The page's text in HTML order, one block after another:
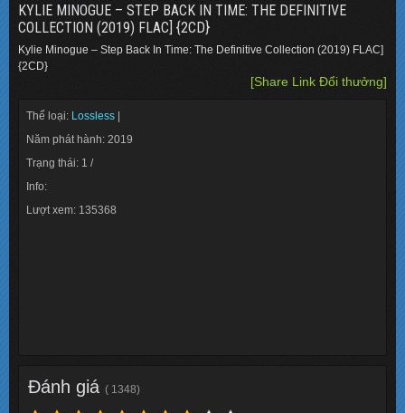
KYLIE MINOGUE – STEP BACK IN TIME: THE DEFINITIVE
COLLECTION (2019) FLAC] {2CD}
Kylie Minogue – Step Back In Time: The Definitive Collection (2019) FLAC]
{2CD}
[Share Link Đổi thưởng]
Thể loại: Lossless
Năm phát hành: 2019
Trạng thái: 1 /
Info:
Lượt xem: 135368
Đánh giá ( 1348)